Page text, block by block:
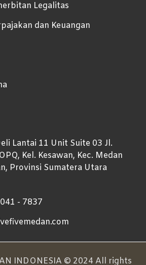
Legalitas
dan Keuangan
Lantai 11 Unit Suite 03 Jl.
Kel. Kesawan, Kec. Medan
Provinsi Sumatera Utara
- 7837
INDONESIA © 2024 All rights